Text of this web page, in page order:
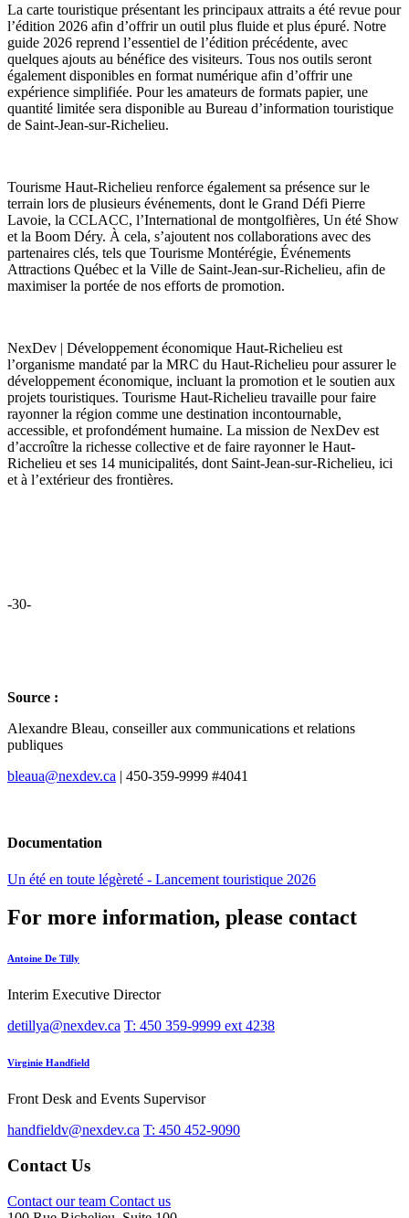
La carte touristique présentant les principaux attraits a été revue pour
l’édition 2026 afin d’offrir un outil plus fluide et plus épuré. Notre
guide 2026 reprend l’essentiel de l’édition précédente, avec
quelques ajouts au bénéfice des visiteurs. Tous nos outils seront
également disponibles en format numérique afin d’offrir une
expérience simplifiée. Pour les amateurs de formats papier, une
quantité limitée sera disponible au Bureau d’information touristique
de Saint-Jean-sur-Richelieu.
Tourisme Haut-Richelieu renforce également sa présence sur le
terrain lors de plusieurs événements, dont le Grand Défi Pierre
Lavoie, la CCLACC, l’International de montgolfières, Un été Show
et la Boom Déry. À cela, s’ajoutent nos collaborations avec des
partenaires clés, tels que Tourisme Montérégie, Événements
Attractions Québec et la Ville de Saint-Jean-sur-Richelieu, afin de
maximiser la portée de nos efforts de promotion.
NexDev | Développement économique Haut-Richelieu est
l’organisme mandaté par la MRC du Haut-Richelieu pour assurer le
développement économique, incluant la promotion et le soutien aux
projets touristiques. Tourisme Haut-Richelieu travaille pour faire
rayonner la région comme une destination incontournable,
accessible, et profondément humaine. La mission de NexDev est
d’accroître la richesse collective et de faire rayonner le Haut-
Richelieu et ses 14 municipalités, dont Saint-Jean-sur-Richelieu, ici
et à l’extérieur des frontières.
-30-
Source :
Alexandre Bleau, conseiller aux communications et relations
publiques
bleaua@nexdev.ca | 450-359-9999 #4041
Documentation
Un été en toute légèreté - Lancement touristique 2026
For more information, please contact
Antoine De Tilly
Interim Executive Director
detillya@nexdev.ca T: 450 359-9999 ext 4238
Virginie Handfield
Front Desk and Events Supervisor
handfieldv@nexdev.ca T: 450 452-9090
Contact Us
Contact our team Contact us